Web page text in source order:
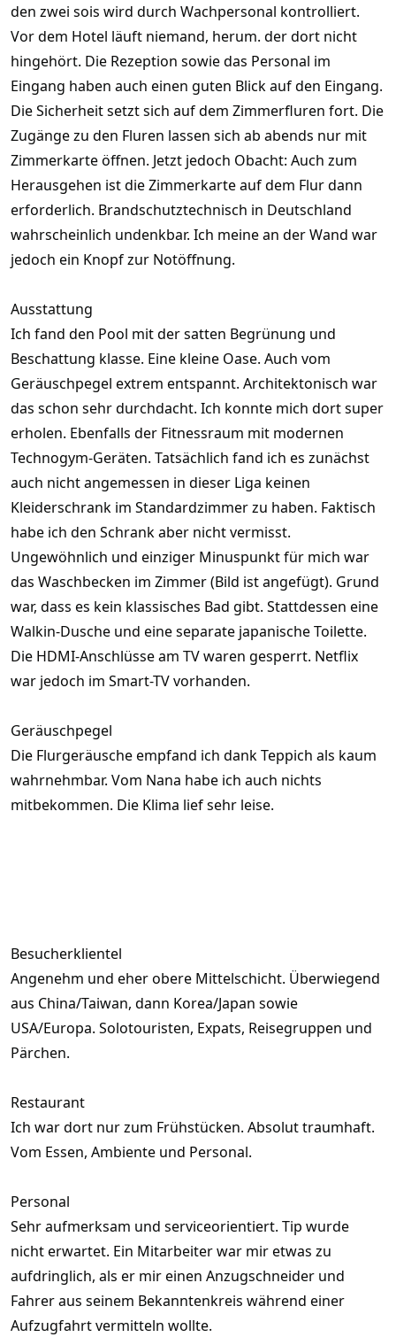
den zwei sois wird durch Wachpersonal kontrolliert.
Vor dem Hotel läuft niemand, herum. der dort nicht
hingehört. Die Rezeption sowie das Personal im
Eingang haben auch einen guten Blick auf den Eingang.
Die Sicherheit setzt sich auf dem Zimmerfluren fort. Die
Zugänge zu den Fluren lassen sich ab abends nur mit
Zimmerkarte öffnen. Jetzt jedoch Obacht: Auch zum
Herausgehen ist die Zimmerkarte auf dem Flur dann
erforderlich. Brandschutztechnisch in Deutschland
wahrscheinlich undenkbar. Ich meine an der Wand war
jedoch ein Knopf zur Notöffnung.
Ausstattung
Ich fand den Pool mit der satten Begrünung und
Beschattung klasse. Eine kleine Oase. Auch vom
Geräuschpegel extrem entspannt. Architektonisch war
das schon sehr durchdacht. Ich konnte mich dort super
erholen. Ebenfalls der Fitnessraum mit modernen
Technogym-Geräten. Tatsächlich fand ich es zunächst
auch nicht angemessen in dieser Liga keinen
Kleiderschrank im Standardzimmer zu haben. Faktisch
habe ich den Schrank aber nicht vermisst.
Ungewöhnlich und einziger Minuspunkt für mich war
das Waschbecken im Zimmer (Bild ist angefügt). Grund
war, dass es kein klassisches Bad gibt. Stattdessen eine
Walkin-Dusche und eine separate japanische Toilette.
Die HDMI-Anschlüsse am TV waren gesperrt. Netflix
war jedoch im Smart-TV vorhanden.
Geräuschpegel
Die Flurgeräusche empfand ich dank Teppich als kaum
wahrnehmbar. Vom Nana habe ich auch nichts
mitbekommen. Die Klima lief sehr leise.
Besucherklientel
Angenehm und eher obere Mittelschicht. Überwiegend
aus China/Taiwan, dann Korea/Japan sowie
USA/Europa. Solotouristen, Expats, Reisegruppen und
Pärchen.
Restaurant
Ich war dort nur zum Frühstücken. Absolut traumhaft.
Vom Essen, Ambiente und Personal.
Personal
Sehr aufmerksam und serviceorientiert. Tip wurde
nicht erwartet. Ein Mitarbeiter war mir etwas zu
aufdringlich, als er mir einen Anzugschneider und
Fahrer aus seinem Bekanntenkreis während einer
Aufzugfahrt vermitteln wollte.